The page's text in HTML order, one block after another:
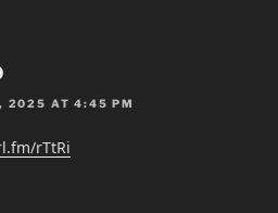
2025 AT 4:45 PM
rTtRi